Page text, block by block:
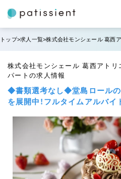
トップ 求人一覧 株式会社モンシェール 葛西
株式会社モンシェール 葛西アトリ
パートの求人情報
◆書類選考なし◆堂島ロールの
を展開中！フルタイムアルバ